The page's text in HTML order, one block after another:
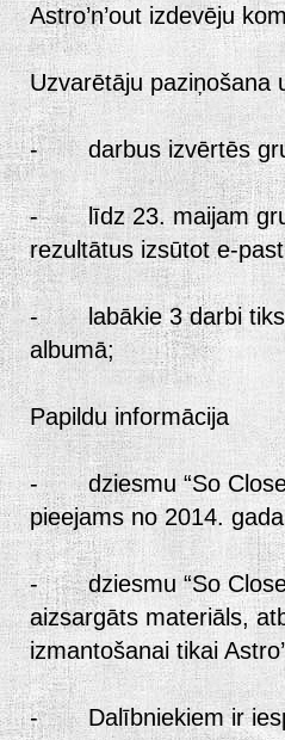
Astro’n’out izdevēju
Uzvarētāju paziņošana
- darbus izvērtēs
- līdz 23. maijam
rezultātus izsūtot e-
- labākie 3 darbi tiks
albumā;
Papildu informācija
- dziesmu “So Close
pieejams no 2014.
- dziesmu “So Close
aizsargāts materiāls,
izmantošanai tikai
- Dalībniekiem ir